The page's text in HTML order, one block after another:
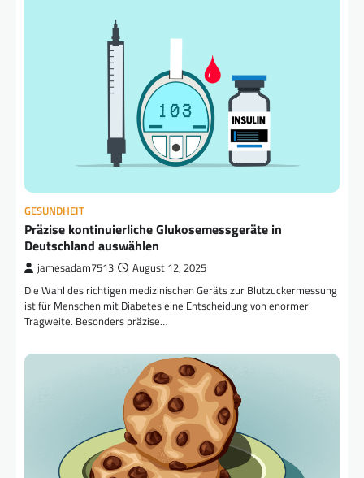
GESUNDHEIT
Präzise kontinuierliche Glukosemessgeräte in
Deutschland auswählen
jamesadam7513 August 12, 2025
Die Wahl des richtigen medizinischen Geräts zur Blutzuckermessung
ist für Menschen mit Diabetes eine Entscheidung von enormer
Tragweite. Besonders präzise…